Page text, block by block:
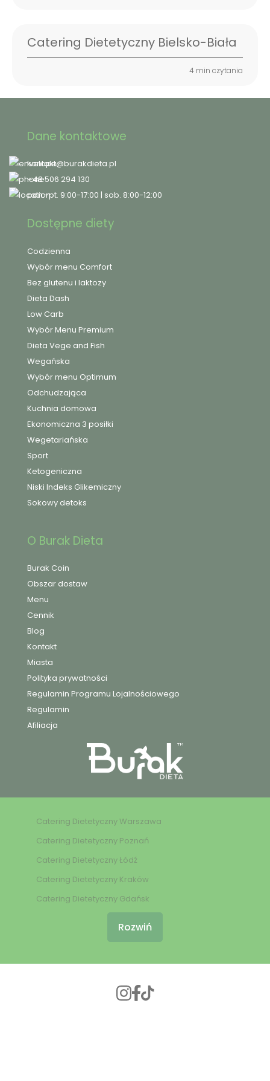
Catering Dietetyczny Bielsko-Biała
4 min czytania
Dane kontaktowe
kontakt@burakdieta.pl
+48 506 294 130
pon.-pt. 9:00-17:00 | sob. 8:00-12:00
Dostępne diety
Codzienna
Wybór menu Comfort
Bez glutenu i laktozy
Dieta Dash
Low Carb
Wybór Menu Premium
Dieta Vege and Fish
Wegańska
Wybór menu Optimum
Odchudzająca
Kuchnia domowa
Ekonomiczna 3 posiłki
Wegetariańska
Sport
Ketogeniczna
Niski Indeks Glikemiczny
Sokowy detoks
O Burak Dieta
Burak Coin
Obszar dostaw
Menu
Cennik
Blog
Kontakt
Miasta
Polityka prywatności
Regulamin Programu Lojalnościowego
Regulamin
Afiliacja
Catering Dietetyczny Warszawa
Catering Dietetyczny Poznań
Catering Dietetyczny Łódź
Catering Dietetyczny Kraków
Catering Dietetyczny Gdańsk
Rozwiń